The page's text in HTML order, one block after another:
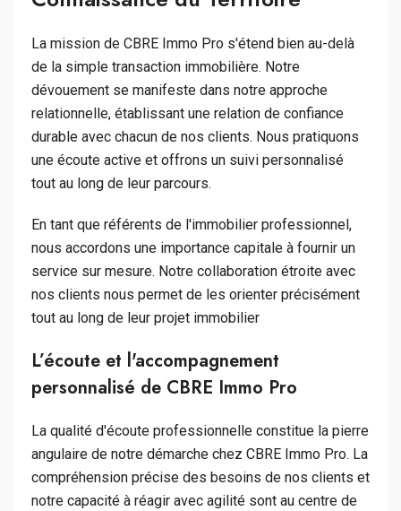
La mission de CBRE Immo Pro s'étend bien au-delà
de la simple transaction immobilière. Notre
dévouement se manifeste dans notre approche
relationnelle, établissant une relation de confiance
durable avec chacun de nos clients. Nous pratiquons
une écoute active et offrons un suivi personnalisé
tout au long de leur parcours.
En tant que référents de l'immobilier professionnel,
nous accordons une importance capitale à fournir un
service sur mesure. Notre collaboration étroite avec
nos clients nous permet de les orienter précisément
tout au long de leur projet immobilier
L’écoute et l'accompagnement
personnalisé de CBRE Immo Pro
La qualité d'écoute professionnelle constitue la pierre
angulaire de notre démarche chez CBRE Immo Pro. La
compréhension précise des besoins de nos clients et
notre capacité à réagir avec agilité sont au centre de